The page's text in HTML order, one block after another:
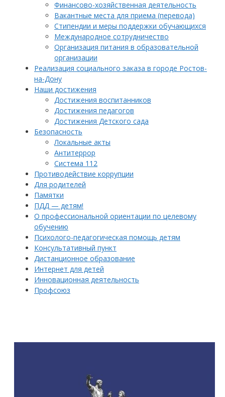
Финансово-хозяйственная деятельность
Вакантные места для приема (перевода)
Стипендии и меры поддержки обучающихся
Международное сотрудничество
Организация питания в образовательной
организации
Реализация социального заказа в городе Ростов-
на-Дону
Наши достижения
Достижения воспитанников
Достижения педагогов
Достижения Детского сада
Безопасность
Локальные акты
Антитеррор
Система 112
Противодействие коррупции
Для родителей
Памятки
ПДД — детям!
О профессиональной ориентации по целевому
обучению
Психолого-педагогическая помощь детям
Консультативный пункт
Дистанционное образование
Интернет для детей
Инновационная деятельность
Профсоюз